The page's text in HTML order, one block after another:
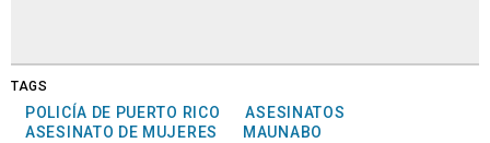
TAGS
POLICÍA DE PUERTO RICO
ASESINATOS
ASESINATO DE MUJERES
MAUNABO